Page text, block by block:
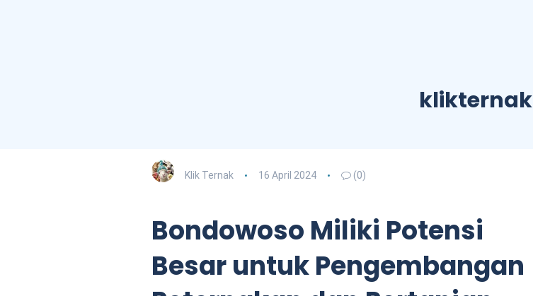
klikternak
Klik Ternak 16 April 2024 (0)
Bondowoso Miliki Potensi
Besar untuk Pengembangan